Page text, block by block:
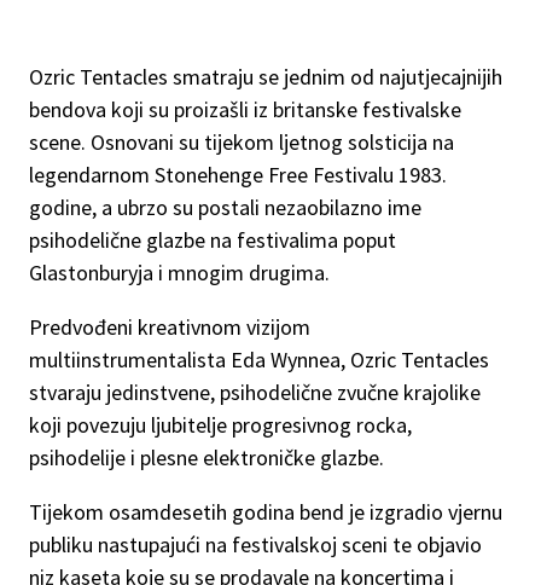
Ozric Tentacles smatraju se jednim od najutjecajnijih
bendova koji su proizašli iz britanske festivalske
scene. Osnovani su tijekom ljetnog solsticija na
legendarnom Stonehenge Free Festivalu 1983.
godine, a ubrzo su postali nezaobilazno ime
psihodelične glazbe na festivalima poput
Glastonburyja i mnogim drugima.
Predvođeni kreativnom vizijom
multiinstrumentalista Eda Wynnea, Ozric Tentacles
stvaraju jedinstvene, psihodelične zvučne krajolike
koji povezuju ljubitelje progresivnog rocka,
psihodelije i plesne elektroničke glazbe.
Tijekom osamdesetih godina bend je izgradio vjernu
publiku nastupajući na festivalskoj sceni te objavio
niz kaseta koje su se prodavale na koncertima i